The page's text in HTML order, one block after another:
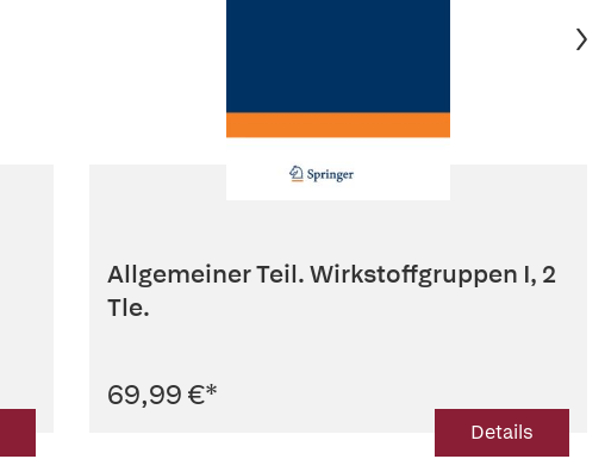
Allgemeiner Teil. Wirkstoffgruppen I, 2
Tle.
69,99 €*
Details